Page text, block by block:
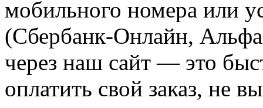
мобильного номера или
(Сбербанк-Онлайн,
через наш сайт — это
оплатить свой заказ, не